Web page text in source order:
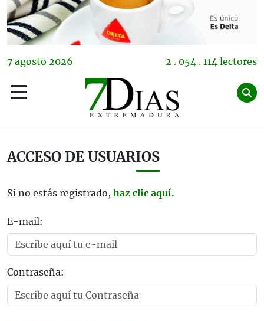
7 agosto 2026 2 . 054 . 114 lectores
ACCESO DE USUARIOS
Si no estás registrado, haz clic aquí.
E-mail:
Contraseña: